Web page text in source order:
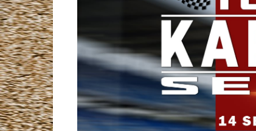
Argus Automobile